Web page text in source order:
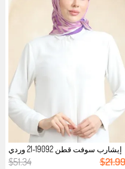
إيشارب سوفت قطن 19092-21 وردي
بودرا...
$51.34 $21.99